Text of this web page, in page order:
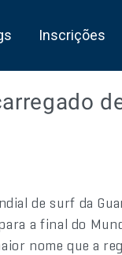
Inscrições
de surf da
a final do
nome que a